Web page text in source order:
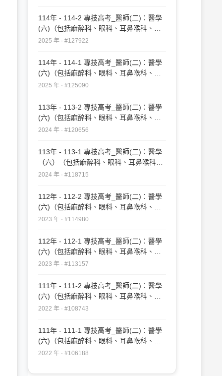
114年 - 114-2 專技高考_醫師(二)：醫學
(六)（包括麻醉科、眼科、耳鼻喉科、婦
產科、復健科等科目及其相關臨床實例與
2025 年 · #127922
114年 - 114-1 專技高考_醫師(二)：醫學
(六)（包括麻醉科、眼科、耳鼻喉科、婦
產科、復健科等科目及其相關臨床實例與
2025 年 · #125090
113年 - 113-2 專技高考_醫師(二)：醫學
(六)（包括麻醉科、眼科、耳鼻喉科、婦
產科、復健科等科目及其相關臨床實例與
2024 年 · #120656
113年 - 113-1 專技高考_醫師(二)：醫學
（六）（包括麻醉科、眼科、耳鼻喉科、
婦產科、復健科等科目及其相關臨床實例
2024 年 · #118715
112年 - 112-2 專技高考_醫師(二)：醫學
(六)（包括麻醉科、眼科、耳鼻喉科、婦
產科、復健科等科目及其相關臨床實例與
2023 年 · #114980
112年 - 112-1 專技高考_醫師(二)：醫學
(六)（包括麻醉科、眼科、耳鼻喉科、婦
產科、復健科等科目及其相關臨床實例與
2023 年 · #113157
111年 - 111-2 專技高考_醫師(二)：醫學
(六)（包括麻醉科、眼科、耳鼻喉科、婦
產科、復健科等科目及其相關臨床實例與
2022 年 · #108743
111年 - 111-1 專技高考_醫師(二)：醫學
(六)（包括麻醉科、眼科、耳鼻喉科、婦
產科、復健科等科目及其相關臨床實例與
2022 年 · #106188